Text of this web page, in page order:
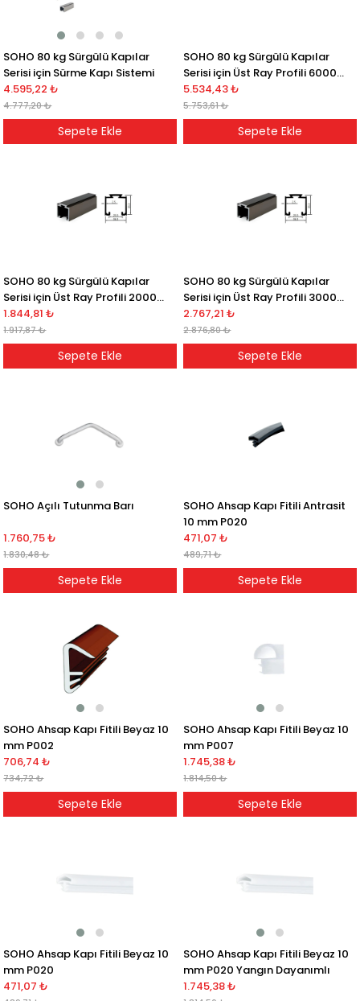
SOHO 80 kg Sürgülü Kapılar
Serisi için Sürme Kapı Sistemi
4.595,22 ₺
4.777,20 ₺
Sepete Ekle
SOHO 80 kg Sürgülü Kapılar
Serisi için Üst Ray Profili 6000
MM
5.534,43 ₺
5.753,61 ₺
Sepete Ekle
SOHO 80 kg Sürgülü Kapılar
Serisi için Üst Ray Profili 2000
mm
1.844,81 ₺
1.917,87 ₺
Sepete Ekle
SOHO 80 kg Sürgülü Kapılar
Serisi için Üst Ray Profili 3000
mm
2.767,21 ₺
2.876,80 ₺
Sepete Ekle
SOHO Açılı Tutunma Barı
1.760,75 ₺
1.830,48 ₺
Sepete Ekle
SOHO Ahsap Kapı Fitili Antrasit
10 mm P020
471,07 ₺
489,71 ₺
Sepete Ekle
SOHO Ahsap Kapı Fitili Beyaz 10
mm P002
706,74 ₺
734,72 ₺
Sepete Ekle
SOHO Ahsap Kapı Fitili Beyaz 10
mm P007
1.745,38 ₺
1.814,50 ₺
Sepete Ekle
SOHO Ahsap Kapı Fitili Beyaz 10
mm P020
471,07 ₺
SOHO Ahsap Kapı Fitili Beyaz 10
mm P020 Yangın Dayanımlı
1.745,38 ₺